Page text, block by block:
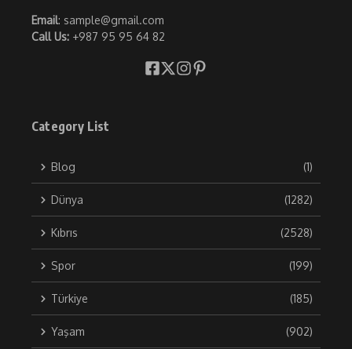
Email: sample@gmail.com
Call Us: +987 95 95 64 82
Category List
Blog (1)
Dünya (1282)
Kıbrıs (2528)
Spor (199)
Türkiye (185)
Yaşam (902)